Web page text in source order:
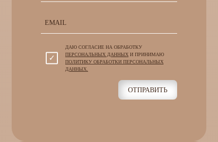
ДАЮ СОГЛАСИЕ НА ОБРАБОТКУ
ПЕРСОНАЛЬНЫХ ДАННЫХ И ПРИНИМАЮ
ПОЛИТИКУ ОБРАБОТКИ ПЕРСОНАЛЬНЫХ
ДАННЫХ.
ОТПРАВИТЬ